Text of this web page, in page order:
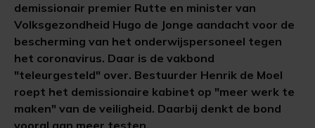
demissionair premier Rutte en minister van
Volksgezondheid Hugo de Jonge aandacht voor de
bescherming van het onderwijspersoneel tegen
het coronavirus. Daar is de vakbond
"teleurgesteld" over. Bestuurder Henrik de Moel
roept het demissionaire kabinet op "meer werk te
maken" van de veiligheid. Daarbij denkt de bond
vooral aan meer testen.